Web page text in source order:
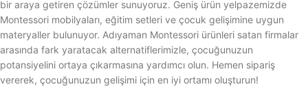
bir araya getiren çözümler sunuyoruz. Geniş ürün yelpazemizde
Montessori mobilyaları, eğitim setleri ve çocuk gelişimine uygun
materyaller bulunuyor. Adıyaman Montessori ürünleri satan firmalar
arasında fark yaratacak alternatiflerimizle, çocuğunuzun
potansiyelini ortaya çıkarmasına yardımcı olun. Hemen sipariş
vererek, çocuğunuzun gelişimi için en iyi ortamı oluşturun!